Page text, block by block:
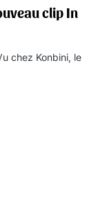
clip In
chez Konbini, le